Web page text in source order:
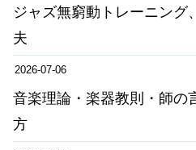
ジャズ無窮動トレーニング
夫
2026-07-06
音楽理論・楽器教則・師
方